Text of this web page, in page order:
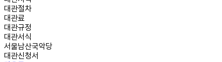
대관절차
대관료
대관규정
대관서식
서울남산국악당
대관신청서